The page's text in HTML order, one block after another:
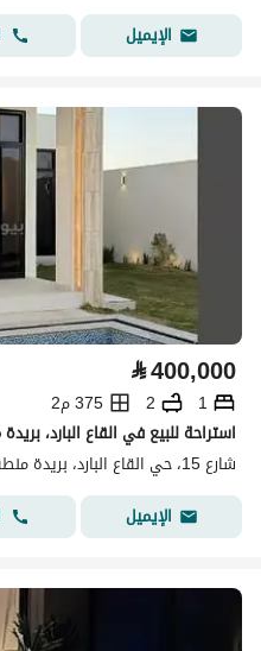
الإيميل
⃁400,000
1
2
375 م2
استراحة للبيع في القاع البارد،
شارع 15، حي القاع البارد، بريدة منطقة القصيم
الإيميل